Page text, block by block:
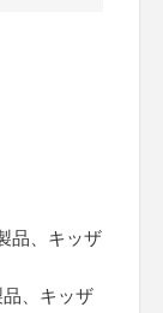
品、キッザ
、キッザ